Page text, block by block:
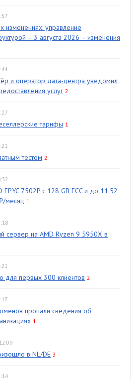
управление
– 3 августа 2026 – изменения
и оператор дата-центра уведомил
услуг 2
тарифы 1
тестом 2
7502P с 128 GB ECC и до 11.52
месяц 1
сервер на AMD Ryzen 9 5950X в
для первых 300 клиентов 2
пропали сведения об
1
в NL/DE 3